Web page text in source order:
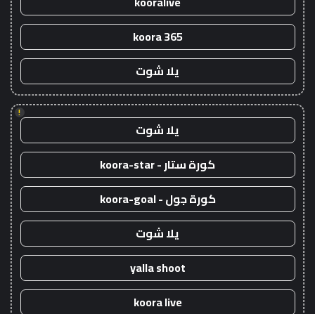
koora 365
يلا شوت
!
يلا شوت
كورة ستار - koora-star
كورة جول - koora-goal
يلا شوت
yalla shoot
koora live